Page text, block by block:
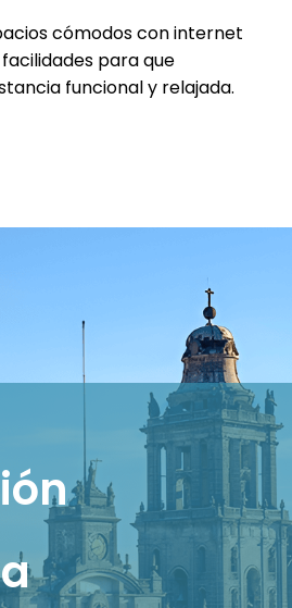
cómodos con internet
para que
funcional y relajada.